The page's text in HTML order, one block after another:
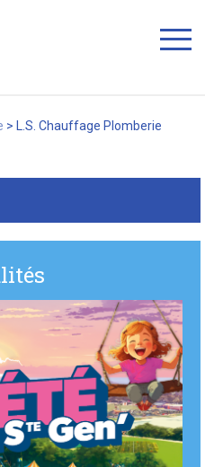
> L.S. Chauffage Plomberie